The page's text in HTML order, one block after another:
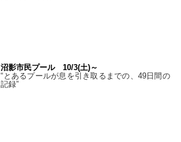
沼影市民プール 10/3(土)～
“とあるプールが息を引き取るまでの、49日間の
記録”